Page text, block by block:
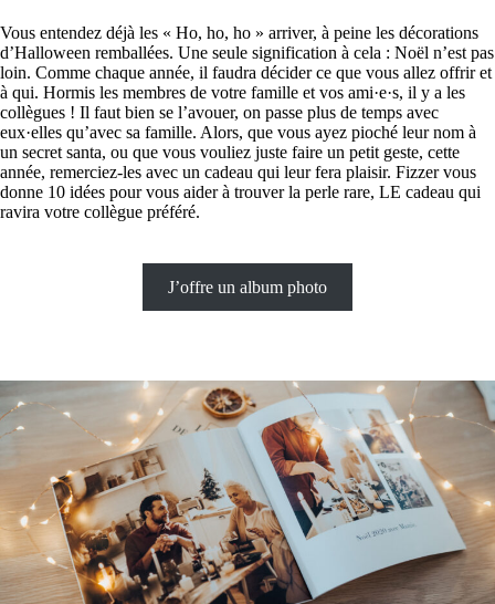
Vous entendez déjà les « Ho, ho, ho » arriver, à peine les décorations
d’Halloween remballées. Une seule signification à cela : Noël n’est pas
loin. Comme chaque année, il faudra décider ce que vous allez offrir et
à qui. Hormis les membres de votre famille et vos ami·e·s, il y a les
collègues ! Il faut bien se l’avouer, on passe plus de temps avec
eux·elles qu’avec sa famille. Alors, que vous ayez pioché leur nom à
un secret santa, ou que vous vouliez juste faire un petit geste, cette
année, remerciez-les avec un cadeau qui leur fera plaisir. Fizzer vous
donne 10 idées pour vous aider à trouver la perle rare, LE cadeau qui
ravira votre collègue préféré.
J’offre un album photo